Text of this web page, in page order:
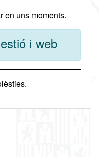
en uns moments.
i web